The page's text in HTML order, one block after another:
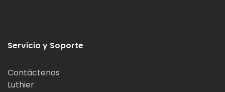
Servicio y Soporte
Contáctenos
Luthier